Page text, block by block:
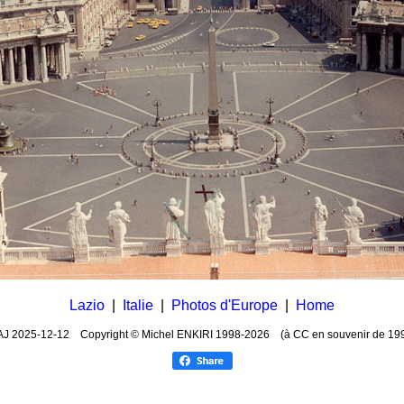
Lazio Italie Photos d'Europe Home
2025-12-12 Copyright © Michel ENKIRI 1998-2026 (à CC en souvenir de